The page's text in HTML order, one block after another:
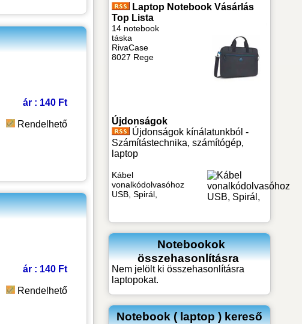
ár : 140 Ft
Rendelhető
ár : 140 Ft
Rendelhető
Laptop Notebook Vásárlás
Top Lista
14 notebook
táska
RivaCase
8027 Rege
Újdonságok
Újdonságok kínálatunkból -
Számítástechnika, számítógép,
laptop
Kábel
vonalkódolvasóhoz
USB, Spirál,
Notebookok
összehasonlításra
Nem jelölt ki összehasonlításra
laptopokat.
Notebook ( laptop ) kereső